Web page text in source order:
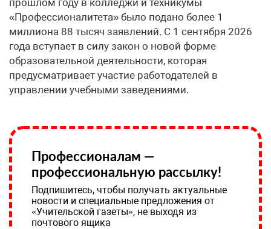
«Профессионалитета» было подано более 1
миллиона 88 тысяч заявлений. С 1 сентября 2026
года вступает в силу закон о новой форме
образовательной деятельности, которая
предусматривает участие работодателей в
управлении учебными заведениями.
Профессионалам —
профессиональную рассылку!
Подпишитесь, чтобы получать актуальные
новости и специальные предложения от
«Учительской газеты», не выходя из
почтового ящика